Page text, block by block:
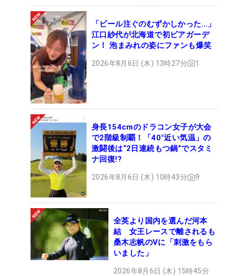
「ビール注ぐのむずかしかった…」
江口紗代が北海道で初ビアガーデ
ン！ 泡まみれの姿にファンも爆笑
2026年8月6日 (木) 13時27分 1
身長154cmのドラコン女子が大会
で2階級制覇！「40°近い気温」の
激闘後は“2日連続もつ鍋”でスタミ
ナ回復!?
2026年8月6日 (木) 10時43分 9
全英より国内を選んだ河本
結 女王レースで離されるも
桑木志帆のVに「刺激をもら
いました」
2026年8月6日 (木) 15時45分